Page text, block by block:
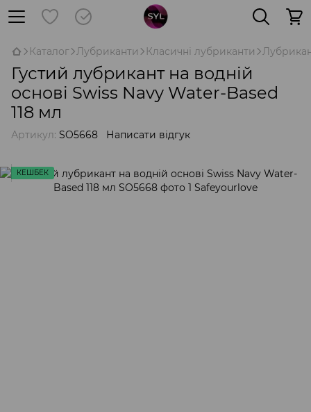
Каталог Лубриканти Класичні лубриканти
Густий лубрикант на водній
основі Swiss Navy Water-Based
118 мл
Артикул: SO5668 Написати відгук
КЕШБЕК